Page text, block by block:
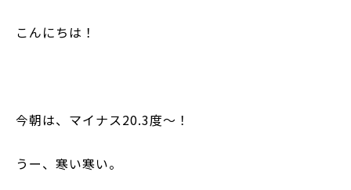
こんにちは！
今朝は、マイナス20.3度～！
うー、寒い寒い。